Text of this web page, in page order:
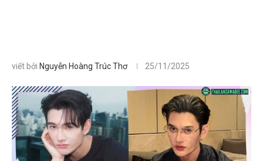
viết bởi Nguyễn Hoàng Trúc Thơ 25/11/2025